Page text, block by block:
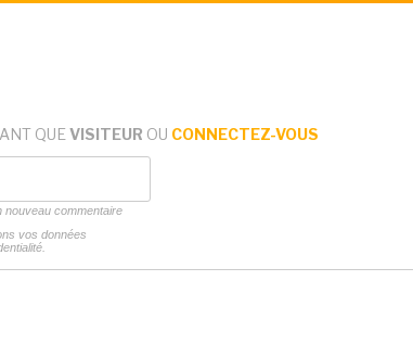
QUE VISITEUR OU CONNECTEZ-VOUS
nouveau commentaire
vos données